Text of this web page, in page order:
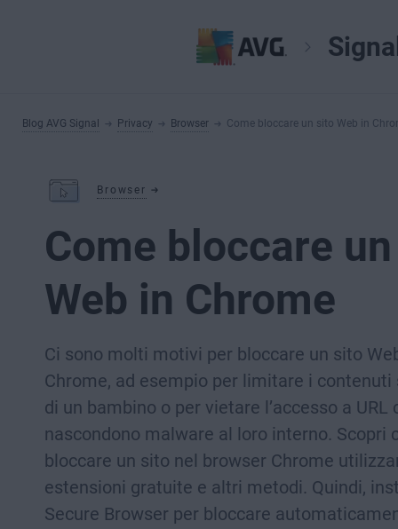
Blog AVG Signal Privacy Browser Come bloccare un sito Web in
Browser
Come bloccare
Web in Chrome
Ci sono molti motivi per bloccare un sito
Chrome, ad esempio per limitare i contenuti
di un bambino o per vietare l’accesso a URL
nascondono malware al loro interno. Scopri
bloccare un sito nel browser Chrome
estensioni gratuite e altri metodi. Quindi,
Secure Browser per bloccare